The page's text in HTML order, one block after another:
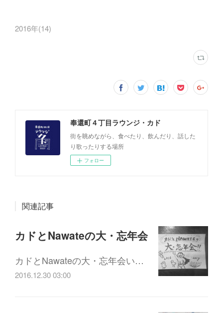
2016年(14)
奉還町４丁目ラウンジ・カド
街を眺めながら、食べたり、飲んだり、話した
り歌ったりする場所
フォロー
関連記事
カドとNawateの大・忘年会
カドとNawateの大・忘年会い…
2016.12.30 03:00